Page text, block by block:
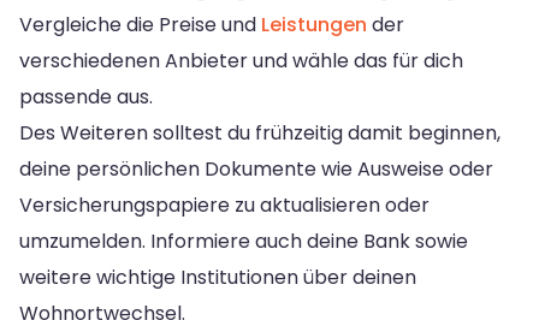
Vergleiche die Preise und Leistungen der
verschiedenen Anbieter und wähle das für dich
passende aus.
Des Weiteren solltest du frühzeitig damit beginnen,
deine persönlichen Dokumente wie Ausweise oder
Versicherungspapiere zu aktualisieren oder
umzumelden. Informiere auch deine Bank sowie
weitere wichtige Institutionen über deinen
Wohnortwechsel.